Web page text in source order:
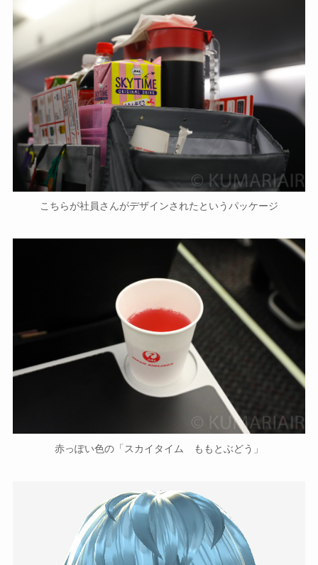
こちらが社員さんがデザインされたというパッケージ
赤っぽい色の「スカイタイム ももとぶどう」